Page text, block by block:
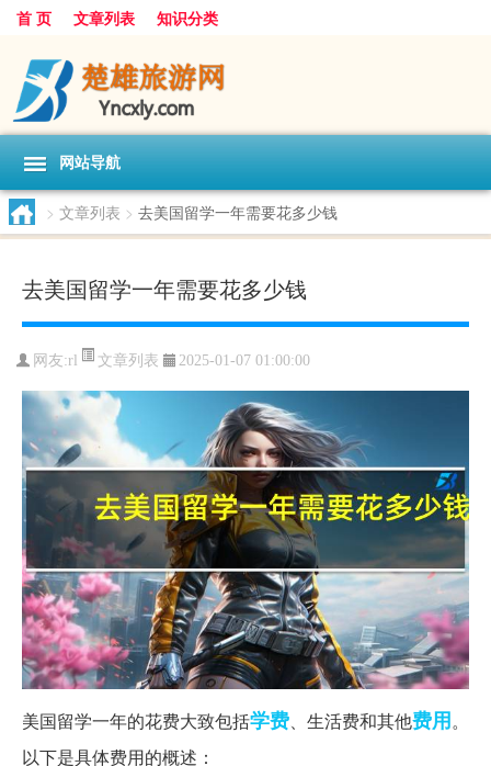
首 页 文章列表 知识分类
网站导航
> 文章列表 > 去美国留学一年需要花多少钱
去美国留学一年需要花多少钱
网友:rl 文章列表 2025-01-07 01:00:00
美国留学一年的花费大致包括学费、生活费和其他费用。
以下是具体费用的概述：